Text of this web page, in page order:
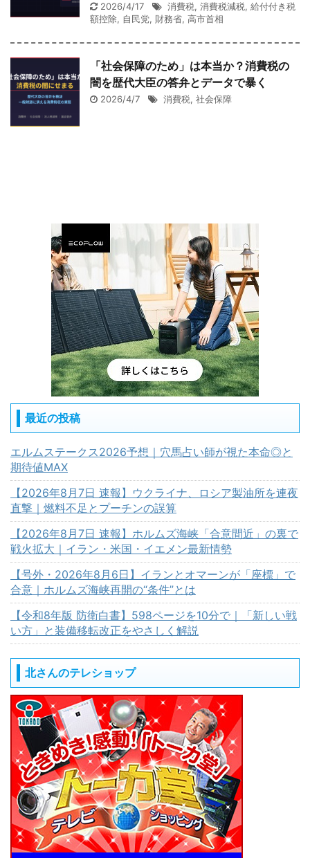
2026/4/17 消費税, 消費税減税, 給付付き税
額控除, 自民党, 財務省, 高市首相
「社会保障のため」は本当か？消費税の
闇を歴代大臣の答弁とデータで暴く
2026/4/7 消費税, 社会保障
最近の投稿
エルムステークス2026予想｜穴馬占い師が視た本命◎と
期待値MAX
【2026年8月7日 速報】ウクライナ、ロシア製油所を連夜
直撃｜燃料不足とプーチンの誤算
【2026年8月7日 速報】ホルムズ海峡「合意間近」の裏で
戦火拡大｜イラン・米国・イエメン最新情勢
【号外・2026年8月6日】イランとオマーンが「座標」で
合意｜ホルムズ海峡再開の“条件”とは
【令和8年版 防衛白書】598ページを10分で｜「新しい戦
い方」と装備移転改正をやさしく解説
北さんのテレショップ